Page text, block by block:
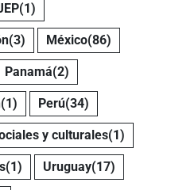
(1)
(3) México(86)
Panamá(2)
(1) Perú(34)
y culturales(1)
(1) Uruguay(17)